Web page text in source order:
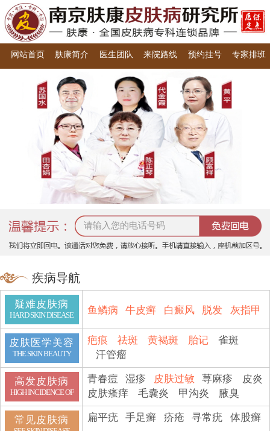
网站首页 肤康简介 医生团队 来院路线 预约挂号 专家排班
疾病导航
疑难皮肤病
HARD SKIN DISEASE 鱼鳞病 牛皮癣 白癜风 脱发 灰指甲
皮肤医学美容
THE SKIN BEAUTY
疤痕 祛斑 黄褐斑 胎记
雀斑
汗管瘤
高发皮肤病
HIGH INCIDENCE OF
青春痘 湿疹 皮肤过敏 荨麻疹
皮炎
皮肤瘙痒
毛囊炎 甲沟炎 腋臭
常见皮肤病 扁平疣 手足癣 疥疮 寻常疣 体股癣